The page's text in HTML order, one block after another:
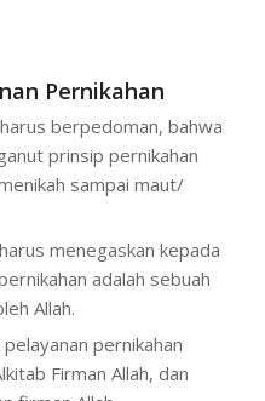
Pernikahan
berpedoman, bahwa
prinsip pernikahan
sampai maut/
menegaskan kepada
adalah sebuah
Allah.
pernikahan
Firman Allah, dan